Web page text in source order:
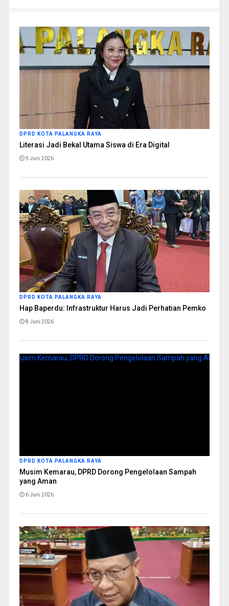
DPRD KOTA PALANGKA RAYA
Literasi Jadi Bekal Utama Siswa di Era Digital
9 Juni 2026
DPRD KOTA PALANGKA RAYA
Hap Baperdu: Infrastruktur Harus Jadi Perhatian Pemko
8 Juni 2026
DPRD KOTA PALANGKA RAYA
Musim Kemarau, DPRD Dorong Pengelolaan Sampah
yang Aman
6 Juni 2026